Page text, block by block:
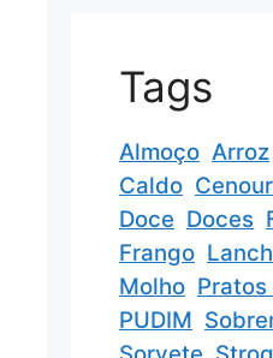
Tags
Almoço Arroz
Caldo
Doce Doces
Frango
Molho
PUDIM